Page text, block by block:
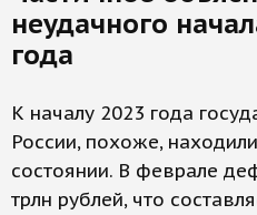
неудачного
года
К началу 2023 года
России, похоже,
состоянии. В феврале
трлн рублей, что